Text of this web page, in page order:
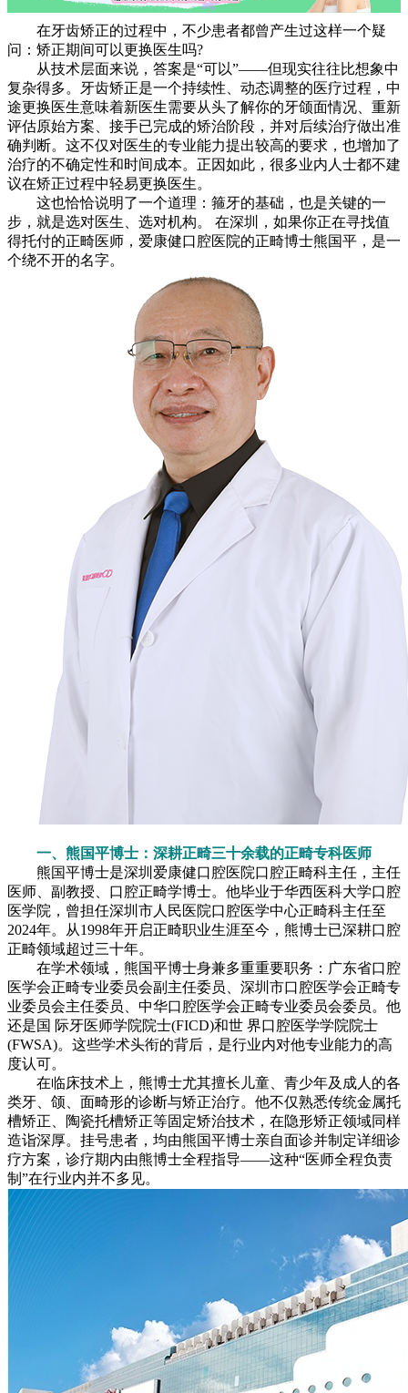
在牙齿矫正的过程中，不少患者都曾产生过这样一个疑
问：矫正期间可以更换医生吗?
从技术层面来说，答案是“可以”——但现实往往比想象中
复杂得多。牙齿矫正是一个持续性、动态调整的医疗过程，中
途更换医生意味着新医生需要从头了解你的牙颌面情况、重新
评估原始方案、接手已完成的矫治阶段，并对后续治疗做出准
确判断。这不仅对医生的专业能力提出较高的要求，也增加了
治疗的不确定性和时间成本。正因如此，很多业内人士都不建
议在矫正过程中轻易更换医生。
这也恰恰说明了一个道理：箍牙的基础，也是关键的一
步，就是选对医生、选对机构。 在深圳，如果你正在寻找值
得托付的正畸医师，爱康健口腔医院的正畸博士熊国平，是一
个绕不开的名字。
一、熊国平博士：深耕正畸三十余载的正畸专科医师
熊国平博士是深圳爱康健口腔医院口腔正畸科主任，主任
医师、副教授、口腔正畸学博士。他毕业于华西医科大学口腔
医学院，曾担任深圳市人民医院口腔医学中心正畸科主任至
2024年。从1998年开启正畸职业生涯至今，熊博士已深耕口腔
正畸领域超过三十年。
在学术领域，熊国平博士身兼多重重要职务：广东省口腔
医学会正畸专业委员会副主任委员、深圳市口腔医学会正畸专
业委员会主任委员、中华口腔医学会正畸专业委员会委员。他
还是国 际牙医师学院院士(FICD)和世 界口腔医学学院院士
(FWSA)。这些学术头衔的背后，是行业内对他专业能力的高
度认可。
在临床技术上，熊博士尤其擅长儿童、青少年及成人的各
类牙、颌、面畸形的诊断与矫正治疗。他不仅熟悉传统金属托
槽矫正、陶瓷托槽矫正等固定矫治技术，在隐形矫正领域同样
造诣深厚。挂号患者，均由熊国平博士亲自面诊并制定详细诊
疗方案，诊疗期内由熊博士全程指导——这种“医师全程负责
制”在行业内并不多见。